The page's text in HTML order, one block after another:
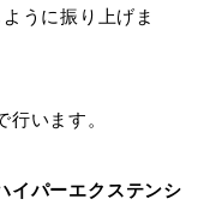
うに振り上げま
行います。
イパーエクステンシ